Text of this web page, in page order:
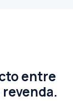
entre